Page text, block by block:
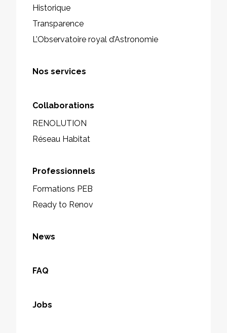
Historique
Transparence
L’Observatoire royal d’Astronomie
Nos services
Collaborations
RENOLUTION
Réseau Habitat
Professionnels
Formations PEB
Ready to Renov
News
FAQ
Jobs